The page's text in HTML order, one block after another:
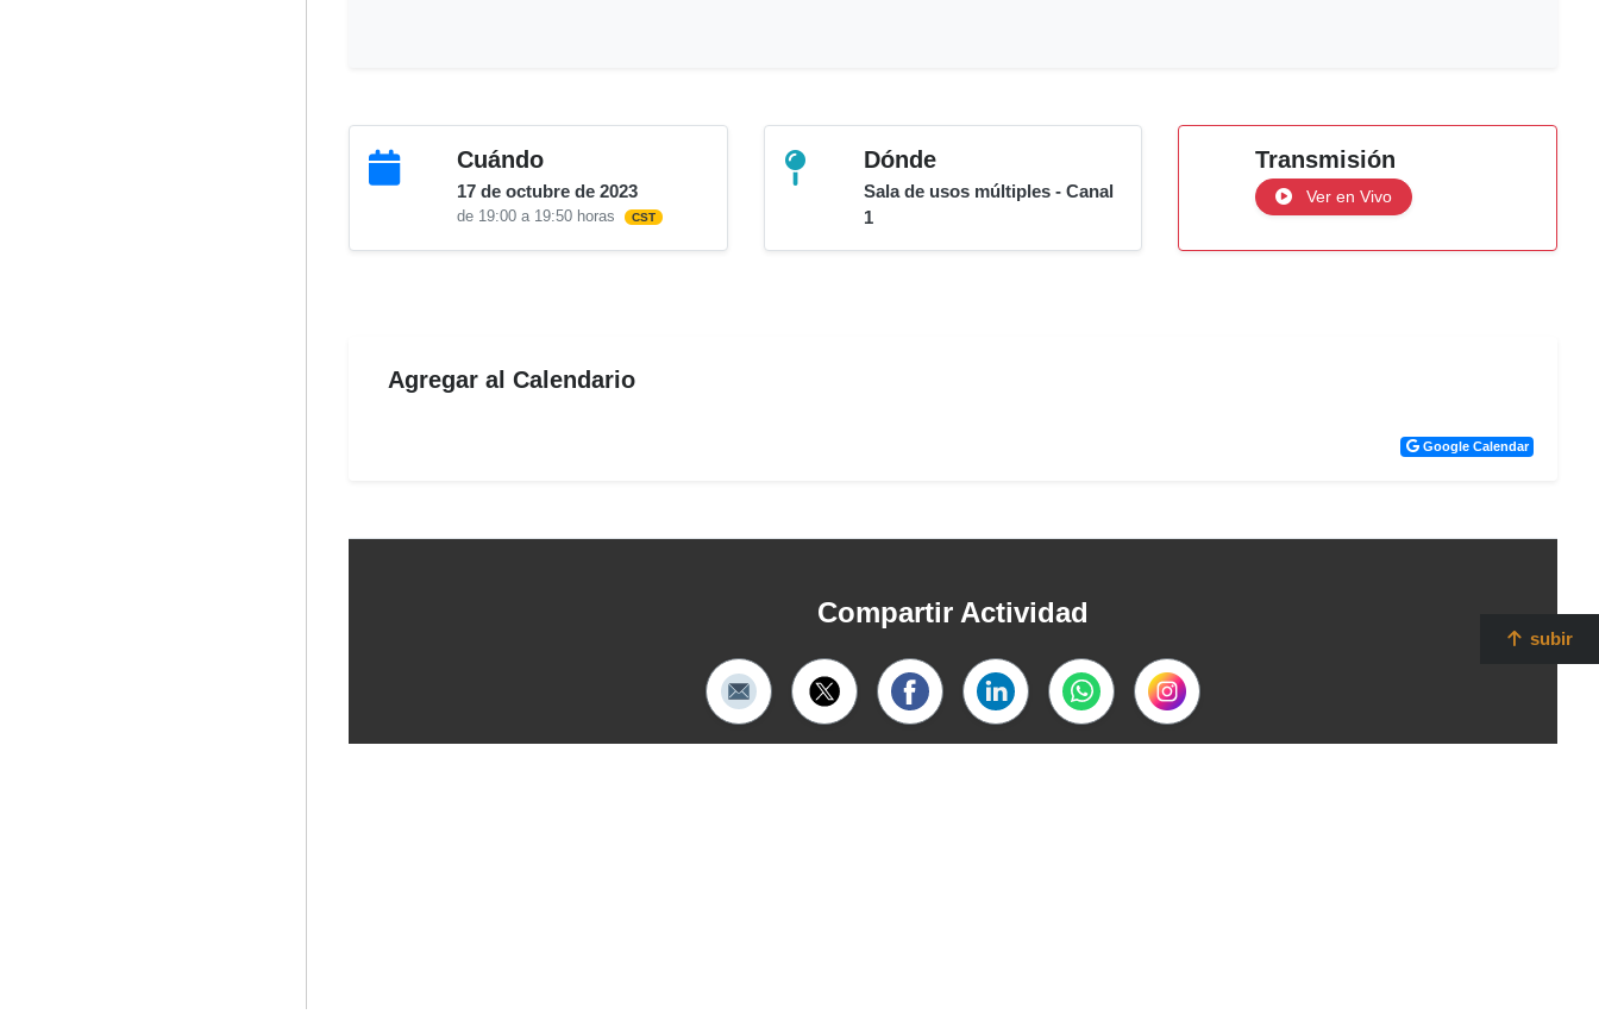
Cuándo
17 de octubre de 2023
de 19:00 a 19:50 horas CST
Dónde
Sala de usos múltiples - Canal
1
Transmisión
Ver en Vivo
Agregar al Calendario
Google Calendar
Compartir Actividad
subir